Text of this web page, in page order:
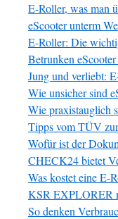
E-Roller, was man
eScooter unterm
E-Roller: Die
Betrunken
Jung und verliebt:
Wie unsicher sind
Wie praxistauglich
Tipps vom TÜV
Wofür ist der
CHECK24 bietet
Was kostet eine E-
KSR EXPLORER
So denken